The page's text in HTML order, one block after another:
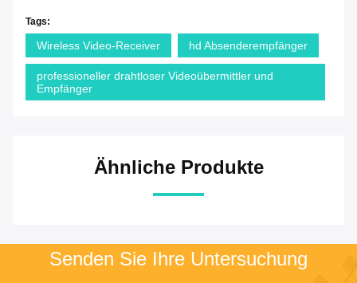
Tags:
Wireless Video-Receiver hd Absenderempfänger
professioneller drahtloser Videoübermittler und
Empfänger
Ähnliche Produkte
Senden Sie Ihre Untersuchung